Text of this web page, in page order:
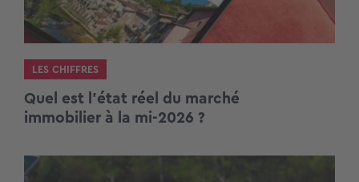
LES CHIFFRES
Quel est l’état réel du marché
immobilier à la mi-2026 ?